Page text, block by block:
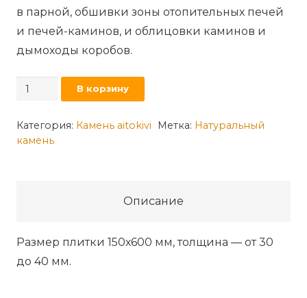
в парной, обшивки зоны отопительных печей
и печей-каминов, и облицовки каминов и
дымоходы коробов.
Количество
Натуральный
камень
В корзину
Категория: Камень aitokivi Метка: Натуральный
камень
Описание
Размер плитки 150х600 мм, толщина — от 30
до 40 мм.